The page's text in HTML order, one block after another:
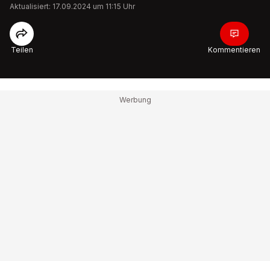
Aktualisiert: 17.09.2024 um 11:15 Uhr
Teilen Kommentieren